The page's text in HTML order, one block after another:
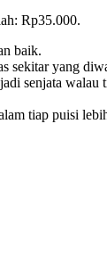
Rp35.000.
baik.
yang
senjata
tiap puisi